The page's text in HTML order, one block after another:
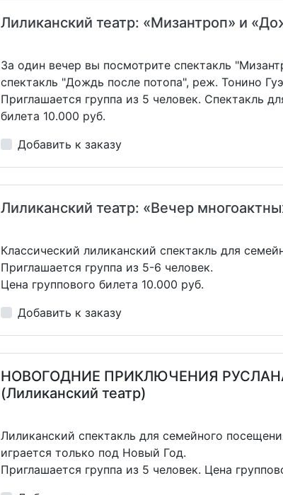
Лиликанский театр: «Мизантроп» и
За один вечер вы посмотрите спектакль
спектакль "Дождь после потопа", реж. Тонино
Приглашается группа из 5 человек. Спектакль
билета 10.000 руб.
Добавить к заказу
Лиликанский театр: «Вечер
Классический лиликанский спектакль для
Приглашается группа из 5-6 человек.
Цена группового билета 10.000 руб.
Добавить к заказу
НОВОГОДНИЕ ПРИКЛЮЧЕНИЯ
(Лиликанский театр)
Лиликанский спектакль для семейного
играется только под Новый Год.
Приглашается группа из 5 человек. Цена